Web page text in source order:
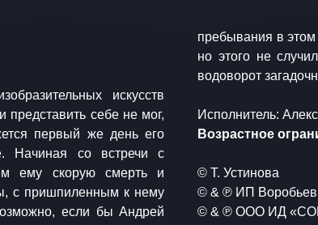
первый же день его
Начиная со встречи с
ему скорую смерть и
с пришпиленным к нему
если бы Андрей
пребывания в
но этого не случилось и, Боголюбов
водоворот
​Исполнитель:
​Возрастное
​​© Т. Устинова
​© & ℗ ИП Воробьев
​© & ℗ ООО ИД